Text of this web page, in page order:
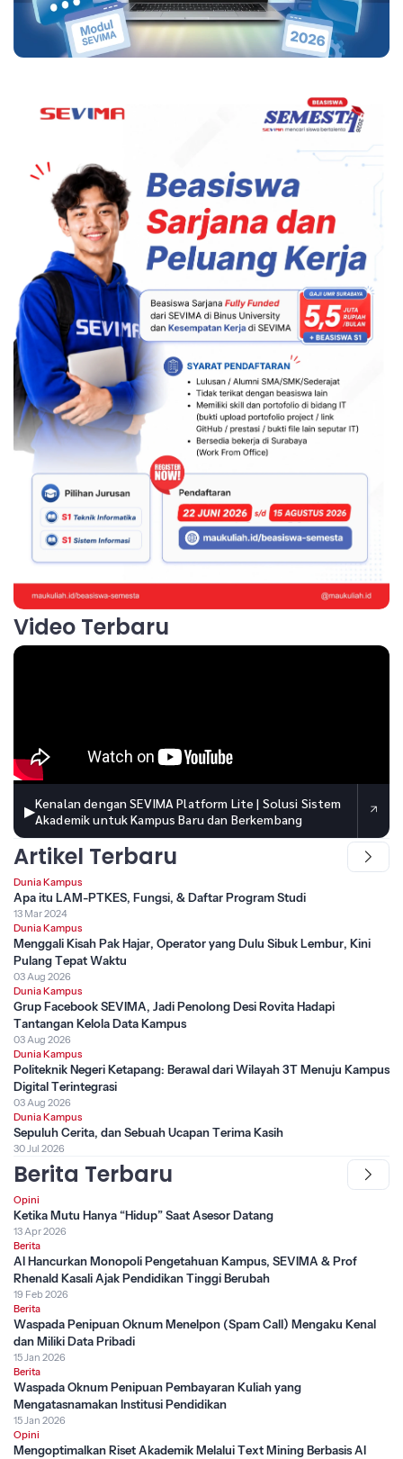
Video Terbaru
▶Kenalan dengan SEVIMA Platform Lite | Solusi Sistem
Akademik untuk Kampus Baru dan Berkembang
Artikel Terbaru
Dunia Kampus
Apa itu LAM-PTKES, Fungsi, & Daftar Program Studi
13 Mar 2024
Dunia Kampus
Menggali Kisah Pak Hajar, Operator yang Dulu Sibuk Lembur, Kini
Pulang Tepat Waktu
03 Aug 2026
Dunia Kampus
Grup Facebook SEVIMA, Jadi Penolong Desi Rovita Hadapi
Tantangan Kelola Data Kampus
03 Aug 2026
Dunia Kampus
Politeknik Negeri Ketapang: Berawal dari Wilayah 3T Menuju Kampus
Digital Terintegrasi
03 Aug 2026
Dunia Kampus
Sepuluh Cerita, dan Sebuah Ucapan Terima Kasih
30 Jul 2026
Berita Terbaru
Opini
Ketika Mutu Hanya “Hidup” Saat Asesor Datang
13 Apr 2026
Berita
AI Hancurkan Monopoli Pengetahuan Kampus, SEVIMA & Prof
Rhenald Kasali Ajak Pendidikan Tinggi Berubah
19 Feb 2026
Berita
Waspada Penipuan Oknum Menelpon (Spam Call) Mengaku Kenal
dan Miliki Data Pribadi
15 Jan 2026
Berita
Waspada Oknum Penipuan Pembayaran Kuliah yang
Mengatasnamakan Institusi Pendidikan
15 Jan 2026
Opini
Mengoptimalkan Riset Akademik Melalui Text Mining Berbasis AI